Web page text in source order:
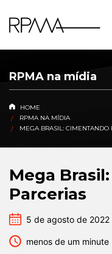
RPMA na mídia
HOME
RPMA NA MÍDIA
MEGA BRASIL: CIMENTANDO
Mega
Parcerias
5 de agosto de 2022
menos de um minute